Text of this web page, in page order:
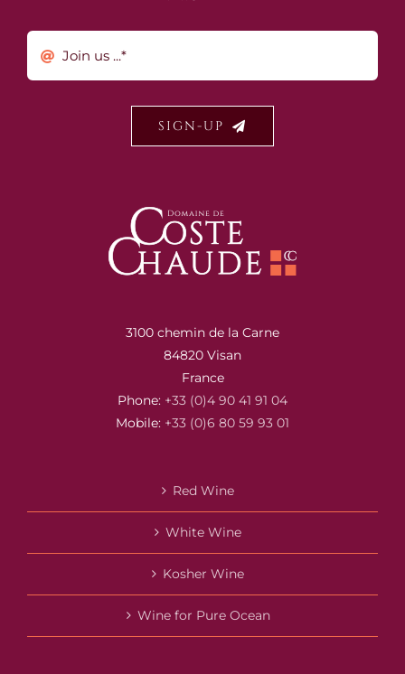
SIGN-UP
3100 chemin de la Carne
84820 Visan
France
Phone: +33 (0)4 90 41 91 04
Mobile: +33 (0)6 80 59 93 01
Red Wine
White Wine
Kosher Wine
Wine for Pure Ocean